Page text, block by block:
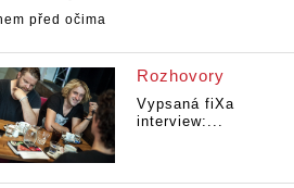
Rozhovory
Vypsaná fiXa
interview:...